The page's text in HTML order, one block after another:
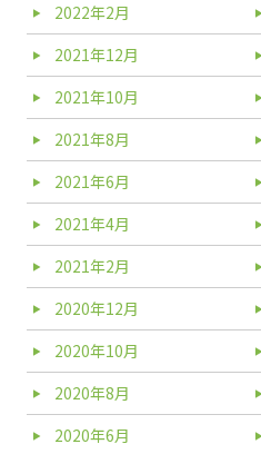
2022年2月
2021年12月
2021年10月
2021年8月
2021年6月
2021年4月
2021年2月
2020年12月
2020年10月
2020年8月
2020年6月